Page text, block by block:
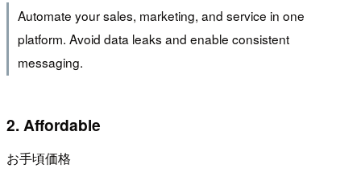
Automate your sales, marketing, and service in one
platform. Avoid data leaks and enable consistent
messaging.
2. Affordable
お手頃価格